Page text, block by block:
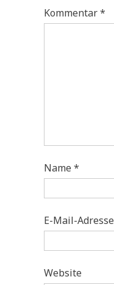
Kommentar*
Name *
E-Mail-Adresse
Website